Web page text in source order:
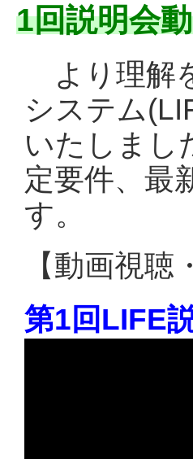
1回説明会
より理解
システム
いたしまし
定要件、最
す。
【動画視
第1回LIFE